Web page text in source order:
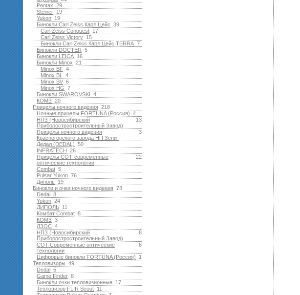
29
Pentax
19
Steiner
19
Yukon
39
Бинокли Carl Zeiss Карл Цейс
17
Carl Zeiss Conquest
15
Carl Zeiss Victory
7
Бинокли Carl Zeiss Карл Цейс TERRA
5
Бинокли DOCTER
16
Бинокли LEICA
21
Бинокли Minox
4
Minox BF
4
Minox BL
6
Minox BV
7
Minox HG
4
Бинокли SWAROVSKI
20
КОМЗ
218
Прицелы ночного видения
4
Ночные прицелы FORTUNA (Россия)
13
НПЗ (Новосибирский
Приборостростроительный Завод)
3
Прицелы ночного видения
Красногорского завода НП Зенит
50
Дедал (DEDAL)
26
INFRATECH
22
Прицелы СОТ-современные
оптические технологии
5
Combat
76
Pulsar Yukon
19
Диполь
73
Бинокли и очки ночного видения
8
Dedal
24
Yukon
11
ДИПОЛЬ
8
Комбат Combat
3
КОМЗ
4
ЛЗОС
8
НПЗ (Новосибирский
Приборостростроительный Завод)
6
СОТ Современные оптические
технологии
1
Цифровые бинокли FORTUNA (Россия)
49
Тепловизоры
5
Dedal
8
Game Finder
17
Бинокли очки тепловизионные
11
Тепловизор FLIR Scout